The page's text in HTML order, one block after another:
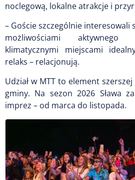
noclegową, lokalne atrakcje i
– Goście szczególnie interesowali
możliwościami aktywnego
klimatycznymi miejscami
relaks – relacjonują.
Udział w MTT to element
gminy. Na sezon 2026 Sława
imprez – od marca do listopada.